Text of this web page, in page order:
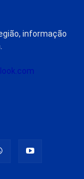
informação